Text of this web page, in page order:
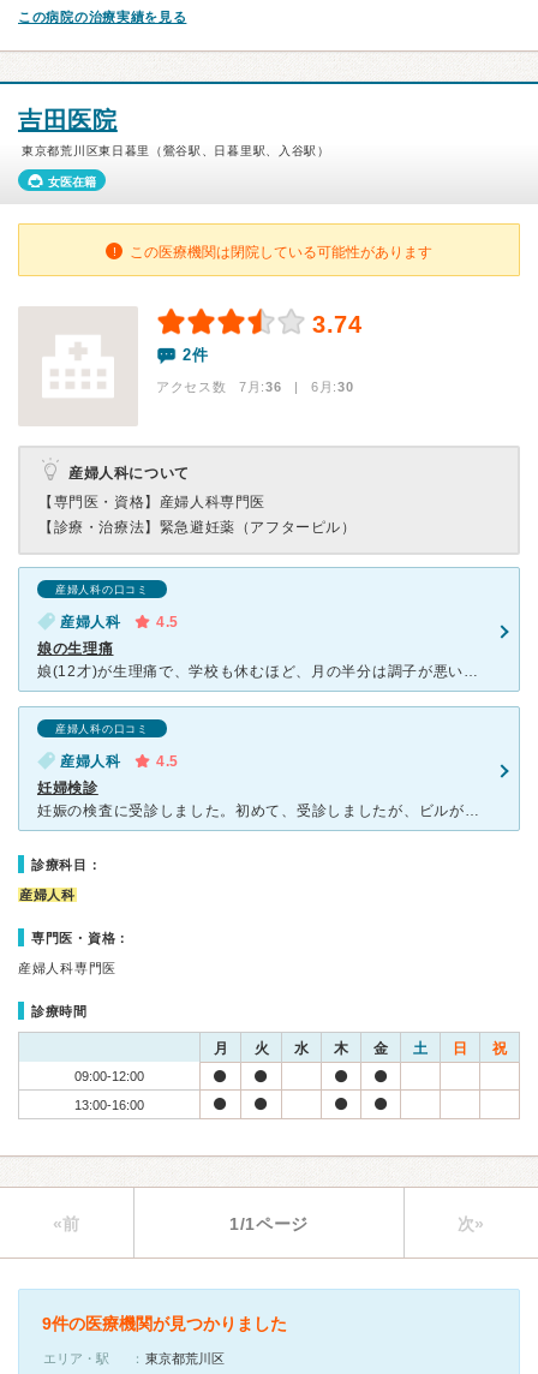
この病院の治療実績を見る
吉田医院
東京都荒川区東日暮里（鶯谷駅、日暮里駅、入谷駅）
女医在籍
この医療機関は閉院している可能性があります
3.74
2件
アクセス数 7月:36 | 6月:30
産婦人科について
【専門医・資格】 産婦人科専門医
【診療・治療法】 緊急避妊薬（アフターピル）
産婦人科の口コミ
産婦人科
4.5
娘の生理痛
娘(12才)が生理痛で、学校も休むほど、月の半分は調子が悪い。小児科でブルフェンを貰って飲んでも効かず、思い切って産婦人科へ。私に話すのではなく、娘にわかりやすいように話してくれた。ピルみたいな薬を飲
産婦人科の口コミ
産婦人科
4.5
妊婦検診
妊娠の検査に受診しました。初めて、受診しましたが、ビルが古く中も暗くてやっているのか心配になる感じでした。 待合室はせまいですが、2.3人しか来ていなかったので15分くらいで診察してもらえました。女
診療科目：
産婦人科
専門医・資格：
産婦人科専門医
診療時間
月 火 水 木 金 土 日 祝
09:00-12:00
13:00-16:00
«前 1/1ページ 次»
9件の医療機関が見つかりました
エリア・駅
東京都荒川区